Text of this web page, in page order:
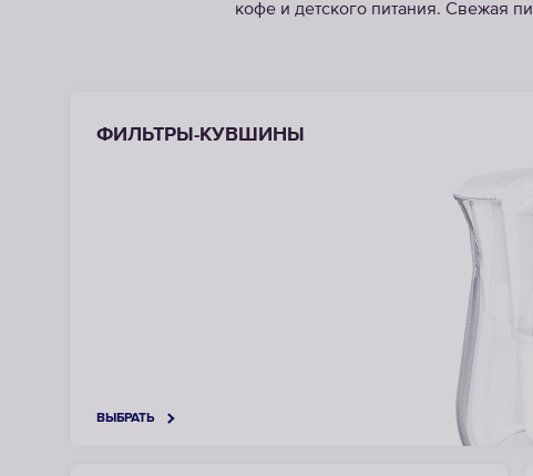
кофе и детского питания. Свежая
ФИЛЬТРЫ-КУВШИНЫ
ВЫБРАТЬ